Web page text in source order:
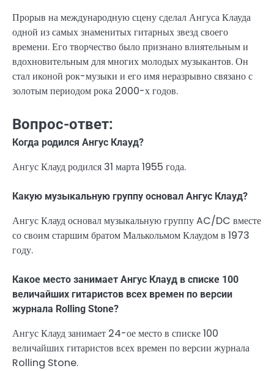
Прорыв на международную сцену сделал Ангуса Клауда
одной из самых знаменитых гитарных звезд своего
времени. Его творчество было признано влиятельным и
вдохновительным для многих молодых музыкантов. Он
стал иконой рок-музыки и его имя неразрывно связано с
золотым периодом рока 2000-х годов.
Вопрос-ответ:
Когда родился Ангус Клауд?
Ангус Клауд родился 31 марта 1955 года.
Какую музыкальную группу основал Ангус Клауд?
Ангус Клауд основал музыкальную группу AC/DC вместе
со своим старшим братом Малькольмом Клаудом в 1973
году.
Какое место занимает Ангус Клауд в списке 100
величайших гитаристов всех времен по версии
журнала Rolling Stone?
Ангус Клауд занимает 24-ое место в списке 100
величайших гитаристов всех времен по версии журнала
Rolling Stone.